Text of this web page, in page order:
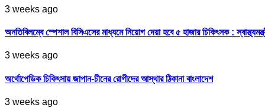
3 weeks ago
অনতিবিলম্বে স্পেশাল বিসিএসের মাধ্যমে নিয়োগ দেয়া হবে ৫ হাজার চিকিৎসক :
3 weeks ago
অর্থোপেডিক চিকিৎসায় জাপান-চীনের রোগীদের আস্থার ঠিকানা বাংলাদেশ
3 weeks ago